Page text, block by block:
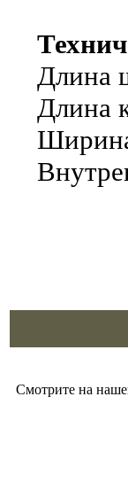
Длина
Длина
Смотрите на